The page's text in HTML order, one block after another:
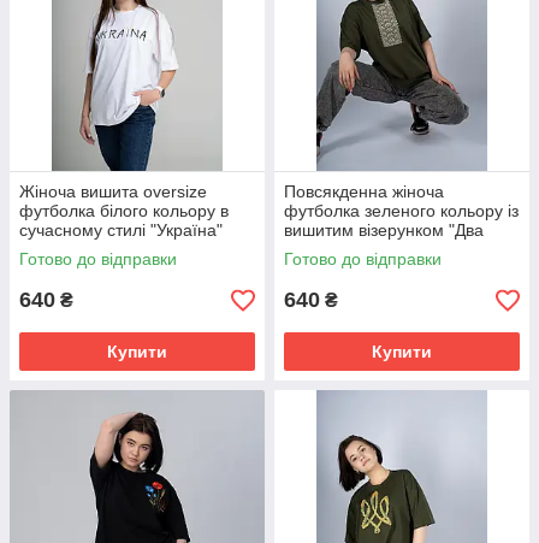
Жіноча вишита oversize
футболка білого кольору в
сучасному стилі "Україна"
Готово до відправки
640 ₴
Купити
Повсякденна жіноча
футболка зеленого кольору із
вишитим візерунком "Два
кольори" XXL-3XL
Готово до відправки
640 ₴
Купити